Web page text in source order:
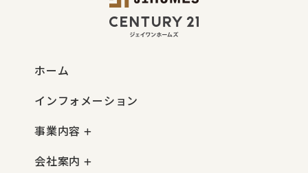
ホーム
インフォメーション
事業内容
会社案内